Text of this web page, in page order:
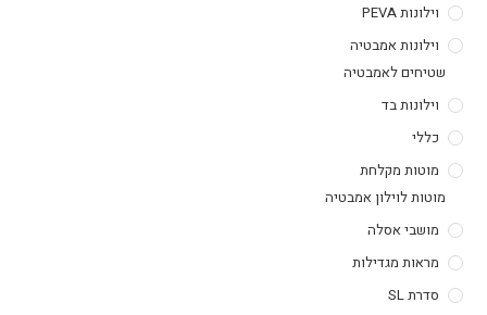
וילונות PEVA
וילונות אמבטיה
שטיחים לאמבטיה
וילונות בד
כללי
מוטות מקלחת
מוטות לוילון אמבטיה
מושבי אסלה
מראות מגדילות
סדרת SL